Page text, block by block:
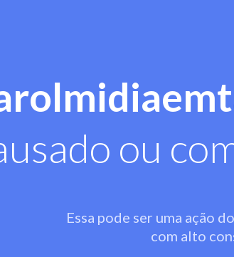
ou
Essa pode ser uma ação
com alto